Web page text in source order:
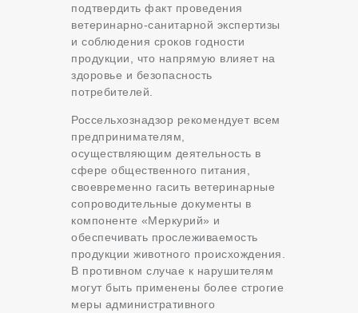
подтвердить факт проведения
ветеринарно-санитарной экспертизы
и соблюдения сроков годности
продукции, что напрямую влияет на
здоровье и безопасность
потребителей.
Россельхознадзор рекомендует всем
предпринимателям,
осуществляющим деятельность в
сфере общественного питания,
своевременно гасить ветеринарные
сопроводительные документы в
компоненте «Меркурий» и
обеспечивать прослеживаемость
продукции животного происхождения.
В противном случае к нарушителям
могут быть применены более строгие
меры административного